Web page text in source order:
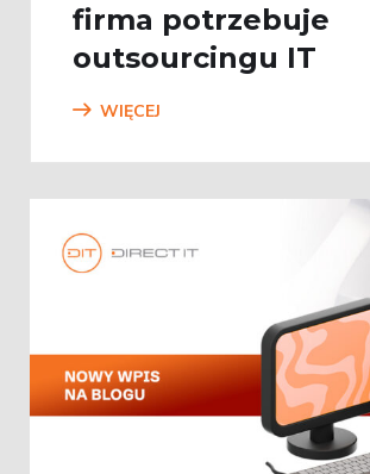
firma potrzebuje
outsourcingu IT
WIĘCEJ